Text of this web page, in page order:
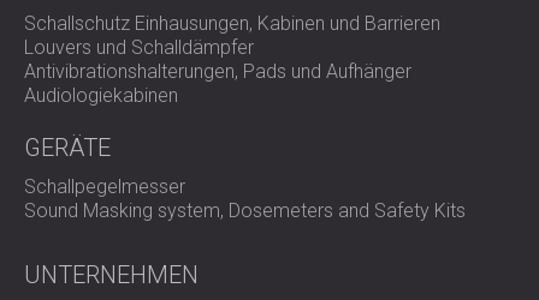
Schallschutz Einhausungen, Kabinen und Barrieren
Louvers und Schalldämpfer
Antivibrationshalterungen, Pads und Aufhänger
Audiologiekabinen
GERÄTE
Schallpegelmesser
Sound Masking system, Dosemeters and Safety Kits
UNTERNEHMEN